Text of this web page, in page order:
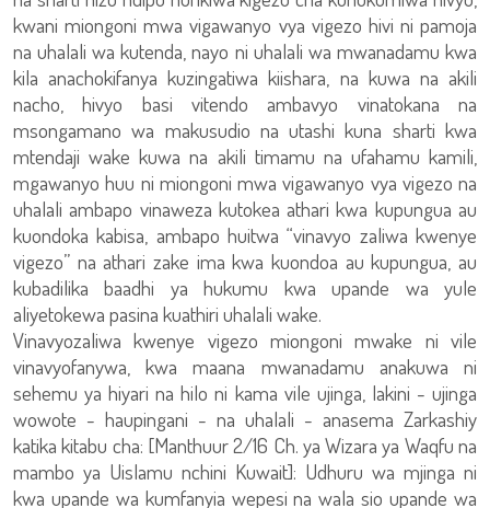
kwani miongoni mwa vigawanyo vya vigezo hivi ni pamoja
na uhalali wa kutenda, nayo ni uhalali wa mwanadamu kwa
kila anachokifanya kuzingatiwa kiishara, na kuwa na akili
nacho, hivyo basi vitendo ambavyo vinatokana na
msongamano wa makusudio na utashi kuna sharti kwa
mtendaji wake kuwa na akili timamu na ufahamu kamili,
mgawanyo huu ni miongoni mwa vigawanyo vya vigezo na
uhalali ambapo vinaweza kutokea athari kwa kupungua au
kuondoka kabisa, ambapo huitwa “vinavyo zaliwa kwenye
vigezo” na athari zake ima kwa kuondoa au kupungua, au
kubadilika baadhi ya hukumu kwa upande wa yule
aliyetokewa pasina kuathiri uhalali wake.
Vinavyozaliwa kwenye vigezo miongoni mwake ni vile
vinavyofanywa, kwa maana mwanadamu anakuwa ni
sehemu ya hiyari na hilo ni kama vile ujinga, lakini - ujinga
wowote - haupingani - na uhalali - anasema Zarkashiy
katika kitabu cha: [Manthuur 2/16 Ch. ya Wizara ya Waqfu na
mambo ya Uislamu nchini Kuwait]: Udhuru wa mjinga ni
kwa upande wa kumfanyia wepesi na wala sio upande wa